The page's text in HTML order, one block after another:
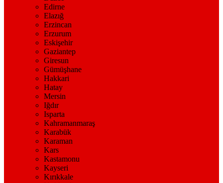
Edirne
Elazığ
Erzincan
Erzurum
Eskişehir
Gaziantep
Giresun
Gümüşhane
Hakkari
Hatay
Mersin
Iğdır
Isparta
Kahramanmaraş
Karabük
Karaman
Kars
Kastamonu
Kayseri
Kırıkkale